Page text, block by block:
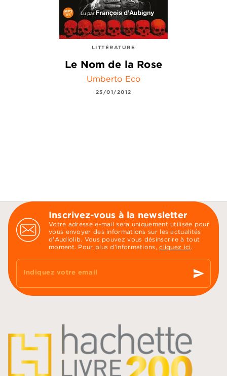
LITTÉRATURE
Le Nom de la Rose
Umberto Eco
25/01/2012
Inscrivez-vous à la newsletter
Votre adresse e-mail sera uniquement utilisée pour
vous envoyer des informations sur les actualités
d'Audiolib. Vous pouvez vous désinscrire à tout
moment. Pour plus d’informations,cliquez ici .
Indiquez votre email send